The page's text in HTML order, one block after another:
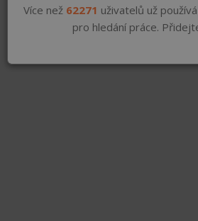
Více než 62271 uživatelů už
pro hledání práce.